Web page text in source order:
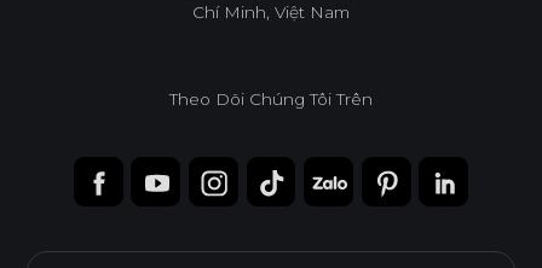
Chí Minh, Việt Nam
Theo Dõi Chúng Tôi Trên